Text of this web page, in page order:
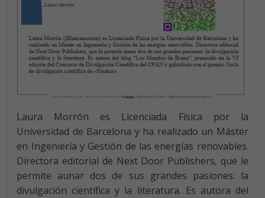
Laura Morrón es Licenciada Física por la
Universidad de Barcelona y ha realizado un Máster
en Ingeniería y Gestión de las energías renovables.
Directora editorial de Next Door Publishers, que le
permite aunar dos de sus grandes pasiones: la
divulgación científica y la literatura. Es autora del